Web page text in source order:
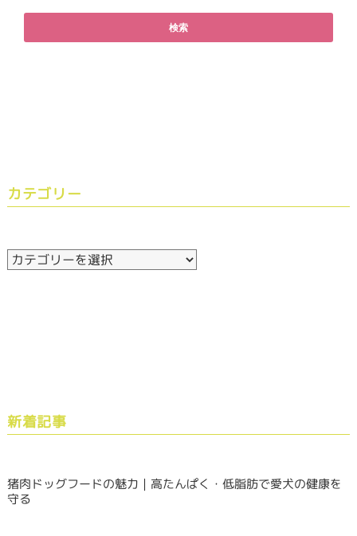
カテゴリー
新着記事
猪肉ドッグフードの魅力｜高たんぱく・低脂肪で愛犬の健康を
守る